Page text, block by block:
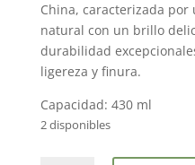
China, caracterizada
natural con un brillo
durabilidad
ligereza y finura.
Capacidad: 430 ml
2 disponibles